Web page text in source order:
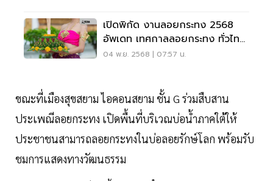
เปิดพิกัด งานลอยกระทง 2568
อัพเดท เทศกาลลอยกระทง ทั่วไทย
วันลอยกระทง
04 พ.ย. 2568 | 07:57 น.
ขณะที่เมืองสุขสยาม ไอคอนสยาม ชั้น G ร่วมสืบสาน
ประเพณีลอยกระทง เปิดพื้นที่บริเวณบ่อน้ำภาคใต้ให้
ประชาชนสามารถลอยกระทงในบ่อลอยรักษ์โลก พร้อมรับ
ชมการแสดงทางวัฒนธรรม